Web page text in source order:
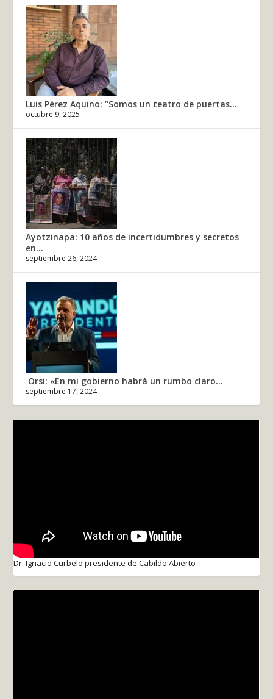
Luis Pérez Aquino: “Somos un teatro de puertas...
octubre 9, 2025
Ayotzinapa: 10 años de incertidumbres y secretos
en...
septiembre 26, 2024
Orsi: «En mi gobierno habrá un rumbo claro...
septiembre 17, 2024
Dr. Ignacio Curbelo presidente de Cabildo Abierto